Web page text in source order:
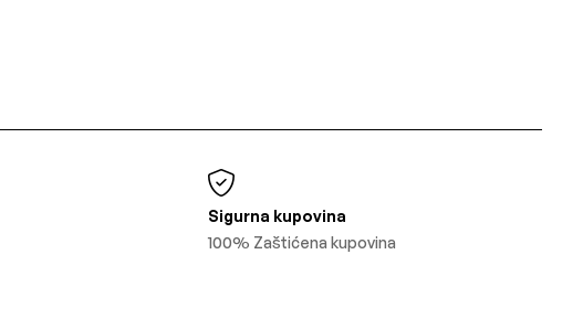
Sigurna kupovina
100% Zaštićena kupovina